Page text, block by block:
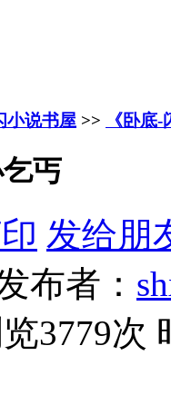
小说书屋 >> 《卧底
丐
发给朋
布者：
3779次